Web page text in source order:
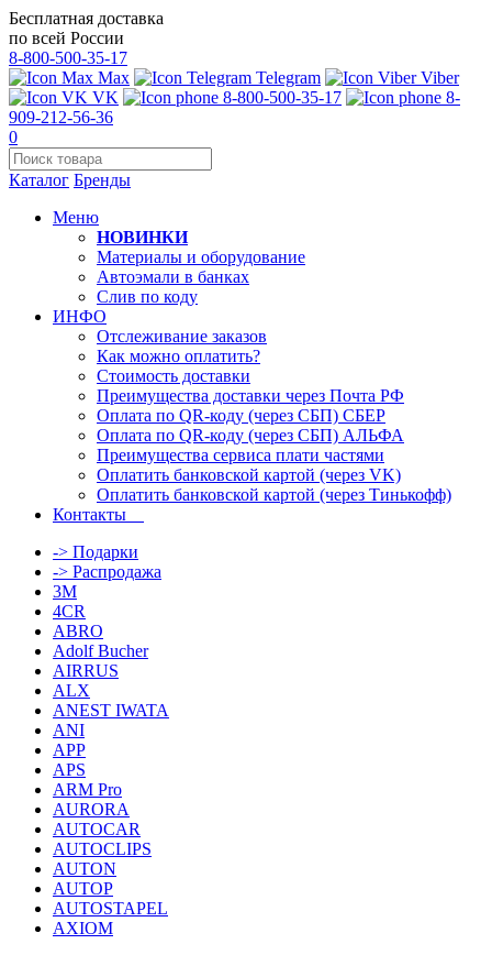
Бесплатная доставка
по всей России
8-800-500-35-17
Max
Telegram
Viber
VK
8-800-500-35-17
8-
909-212-56-36
0
Каталог Бренды
Меню
НОВИНКИ
Материалы и оборудование
Автоэмали в банках
Слив по коду
ИНФО
Отслеживание заказов
Как можно оплатить?
Стоимость доставки
Преимущества доставки через Почта РФ
Оплата по QR-коду (через СБП) СБЕР
Оплата по QR-коду (через СБП) АЛЬФА
Преимущества сервиса плати частями
Оплатить банковской картой (через VK)
Оплатить банковской картой (через Тинькофф)
Контакты
-> Подарки
-> Распродажа
3M
4CR
ABRO
Adolf Bucher
AIRRUS
ALX
ANEST IWATA
ANI
APP
APS
ARM Pro
AURORA
AUTOCAR
AUTOCLIPS
AUTON
AUTOP
AUTOSTAPEL
AXIOM